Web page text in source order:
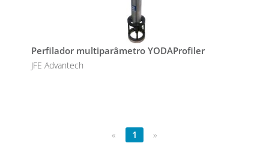
Perfilador multiparâmetro YODAProfiler
JFE Advantech
« 1 »